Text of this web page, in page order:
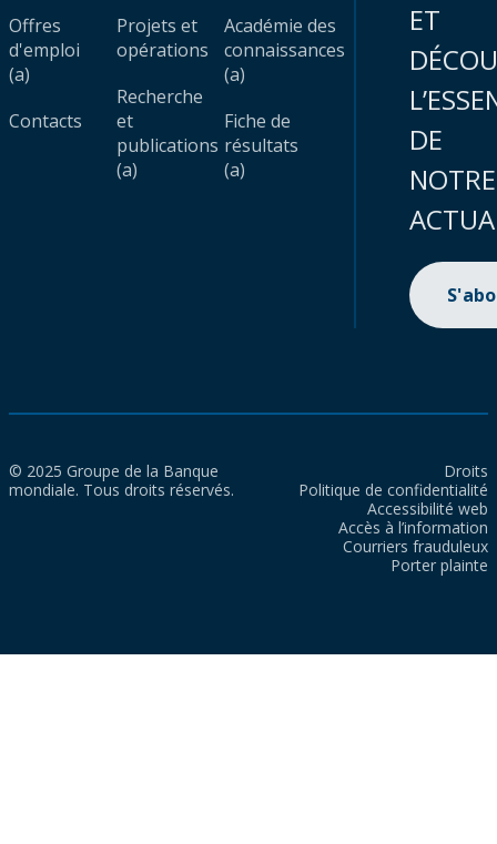
Offres
d'emploi
(a)
Contacts
Projets et
opérations
Recherche
et
publications
(a)
Académie des
connaissances
(a)
Fiche de
résultats
(a)
ET
DE
NOTRE
© 2025 Groupe de la Banque
mondiale. Tous droits réservés.
Droits
Politique de confidentialité
Accessibilité web
Accès à l’information
Courriers frauduleux
Porter plainte